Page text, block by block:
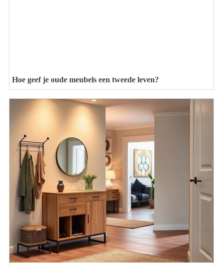
Hoe geef je oude meubels een tweede leven?